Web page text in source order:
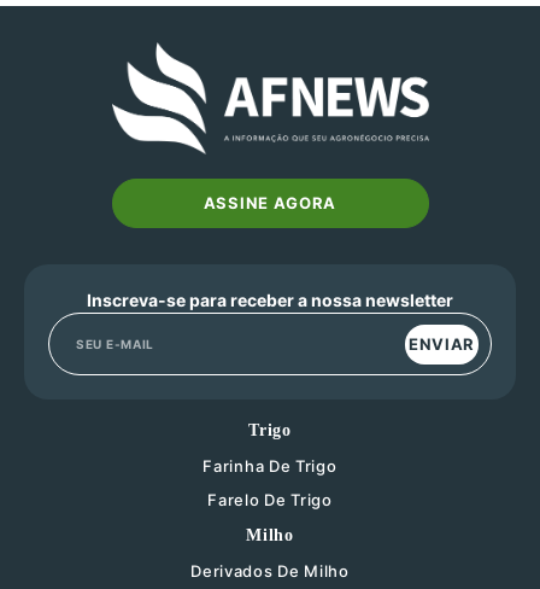
ASSINE AGORA
Inscreva-se para receber a nossa newsletter
ENVIAR
Trigo
Farinha De Trigo
Farelo De Trigo
Milho
Derivados De Milho